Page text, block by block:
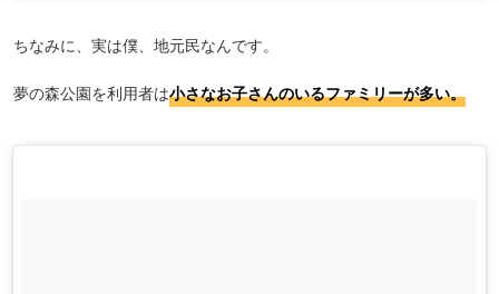
ちなみに、実は僕、地元民なんです。
夢の森公園を利用者は小さなお子さんのいるファミリーが多い。